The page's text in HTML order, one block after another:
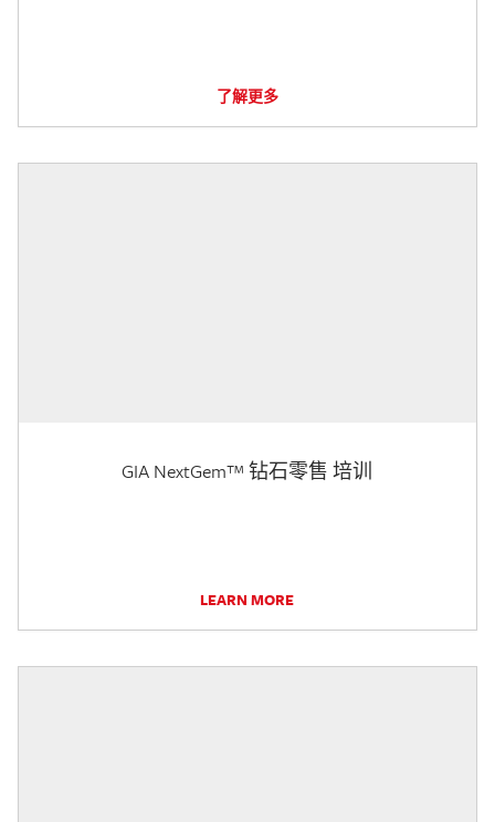
了解更多
GIA NextGem™ 钻石零售 培训
LEARN MORE